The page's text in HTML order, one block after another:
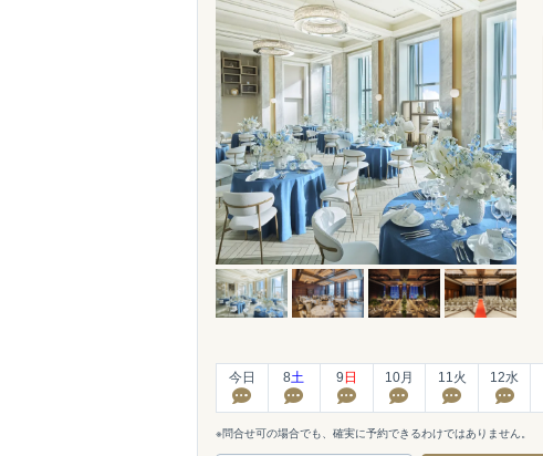
今日 8土 9 日 10月 11火 12水
※問合せ可の場合でも、確実に予約できるわけではありません。